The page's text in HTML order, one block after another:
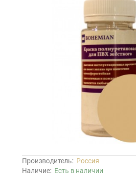
Производитель: Россия
Наличие: Есть в наличии